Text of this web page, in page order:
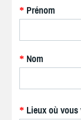
* Prénom
* Nom
* Lieux où vous